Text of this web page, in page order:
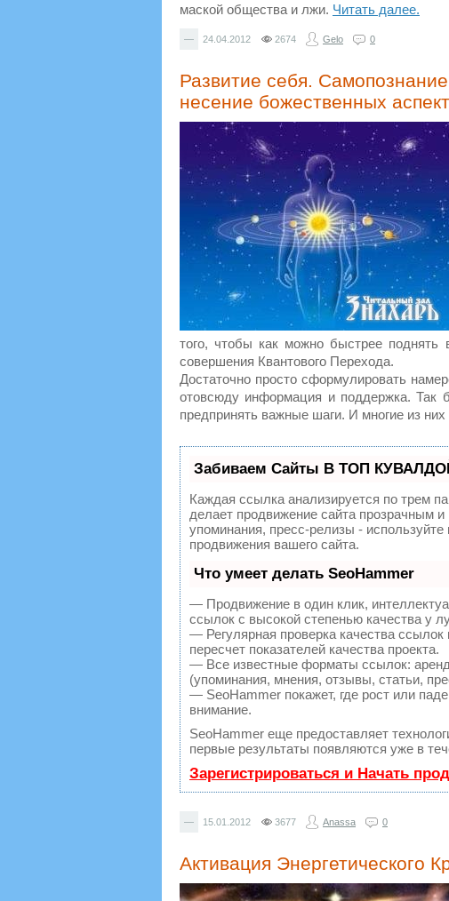
маской общества и лжи. Читать далее.
— 24.04.2012 2674 Gelo 0
Развитие себя.
несение божественных
того, чтобы как можно быстрее
совершения Квантового Перехода.
Достаточно просто сформулировать
отовсюду информация и поддержка.
предпринять важные шаги. И многие из
Забиваем Сайты В ТОП
Каждая ссылка анализируется по трем
делает продвижение сайта прозрачным
упоминания, пресс-релизы -
продвижения вашего сайта.
Что умеет делать SeoHammer
— Продвижение в один клик,
ссылок с высокой степенью качества у
— Регулярная проверка качества
пересчет показателей качества проекта.
— Все известные форматы ссылок:
(упоминания, мнения, отзывы, статьи,
— SeoHammer покажет, где рост или
внимание.
SeoHammer еще предоставляет
первые результаты появляются уже в
Зарегистрироваться и Начать
— 15.01.2012 3677 Anassa 0
Активация Энергетического